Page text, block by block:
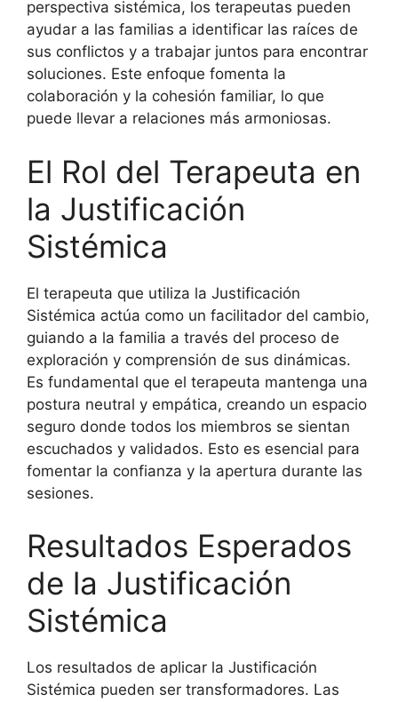
perspectiva sistémica, los terapeutas pueden
ayudar a las familias a identificar las raíces de
sus conflictos y a trabajar juntos para encontrar
soluciones. Este enfoque fomenta la
colaboración y la cohesión familiar, lo que
puede llevar a relaciones más armoniosas.
El Rol del Terapeuta en
la Justificación
Sistémica
El terapeuta que utiliza la Justificación
Sistémica actúa como un facilitador del cambio,
guiando a la familia a través del proceso de
exploración y comprensión de sus dinámicas.
Es fundamental que el terapeuta mantenga una
postura neutral y empática, creando un espacio
seguro donde todos los miembros se sientan
escuchados y validados. Esto es esencial para
fomentar la confianza y la apertura durante las
sesiones.
Resultados Esperados
de la Justificación
Sistémica
Los resultados de aplicar la Justificación
Sistémica pueden ser transformadores. Las